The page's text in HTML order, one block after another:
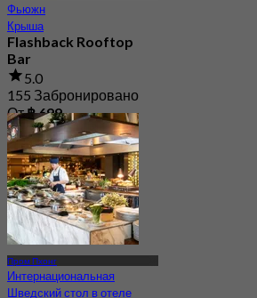
Фьюжн
Крыша
Flashback Rooftop
Bar
5.0
155 Забронировано
От฿ 699
Пром Пхонг
Интернациональная
Шведский стол в отеле